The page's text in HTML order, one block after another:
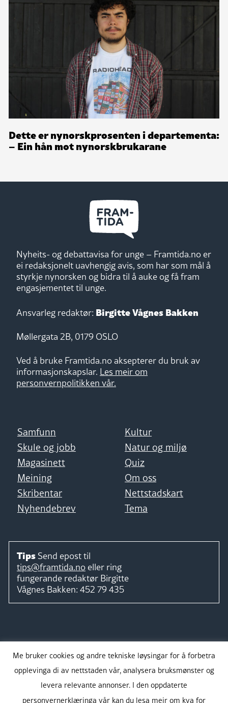
Dette er nynorskprosenten i departementa:
– Ein hån mot nynorskbrukarane
Nyheits- og debattavisa for unge – Framtida.no er
ei redaksjonelt uavhengig avis, som har som mål å
styrkje nynorsken og bidra til å auke og få fram
engasjementet til unge.
Ansvarleg redaktør: Birgitte Vågnes Bakken
Møllergata 2B, 0179 OSLO
Ved å bruke Framtida.no aksepterer du bruk av
informasjonskapslar. Les meir om
personvernpolitikken vår.
Samfunn
Kultur
Skule og jobb
Natur og miljø
Magasinett
Quiz
Meining
Om oss
Skribentar
Nettstadskart
Nyhendebrev
Tema
Tips Send epost til
tips@framtida.no eller ring
fungerande redaktør Birgitte
Vågnes Bakken: 452 79 435
Me bruker cookies og andre tekniske løysingar for å forbetra
opplevinga di av nettstaden vår, analysera bruksmønster og
levera relevante annonser. I den oppdaterte
personvernerklæringa vår kan du lesa meir om kva for